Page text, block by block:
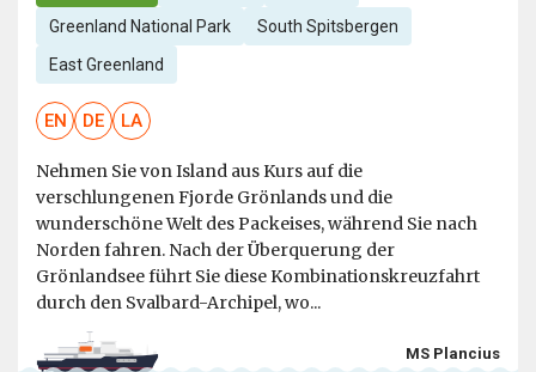
Greenland National Park South Spitsbergen
East Greenland
EN DE LA
Nehmen Sie von Island aus Kurs auf die
verschlungenen Fjorde Grönlands und die
wunderschöne Welt des Packeises, während Sie nach
Norden fahren. Nach der Überquerung der
Grönlandsee führt Sie diese Kombinationskreuzfahrt
durch den Svalbard-Archipel, wo...
MS Plancius